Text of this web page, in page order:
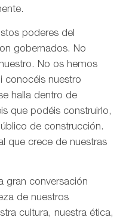
poderes del
gobernados. No
No os hemos
conocéis nuestro
halla dentro de
que podéis construirlo,
de construcción.
que crece de nuestras
gran conversación
de nuestros
cultura, nuestra ética,